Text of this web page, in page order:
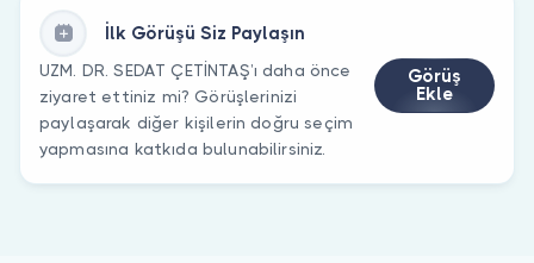
İlk Görüşü Siz Paylaşın
UZM. DR. SEDAT ÇETİNTAŞ’ı daha önce
ziyaret ettiniz mi? Görüşlerinizi
paylaşarak diğer kişilerin doğru seçim
yapmasına katkıda bulunabilirsiniz.
Görüş
Ekle